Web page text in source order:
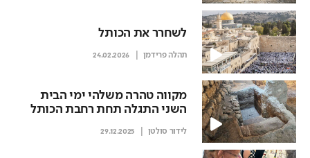
לשחרר את הכותל
תהלה פרידמן 24.02.2026
מקווה טהרה משלהי ימי הבית
השני התגלה תחת רחבת הכותל
לידור סולטן 29.12.2025